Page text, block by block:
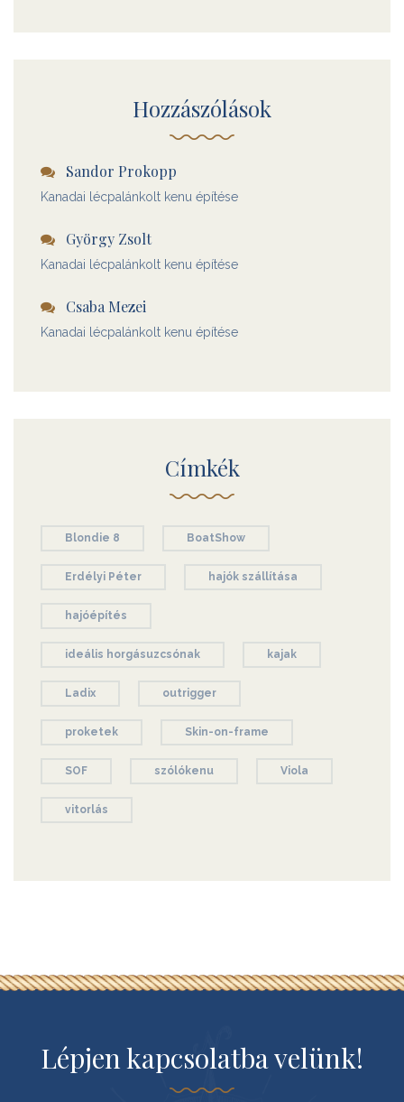
Hozzászólások
Sandor Prokopp
Kanadai lécpalánkolt kenu építése
György Zsolt
Kanadai lécpalánkolt kenu építése
Csaba Mezei
Kanadai lécpalánkolt kenu építése
Címkék
Blondie 8 BoatShow
Erdélyi Péter hajók szállítása
hajóépítés
ideális horgásuzcsónak kajak
Ladix outrigger
proketek Skin-on-frame
SOF szólókenu Viola
vitorlás
Lépjen kapcsolatba velünk!